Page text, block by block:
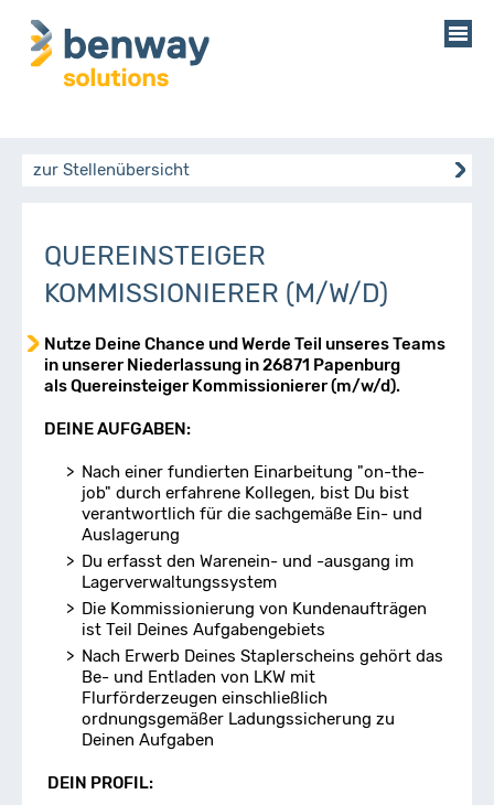
zur Stellenübersicht
QUEREINSTEIGER
KOMMISSIONIERER (M/W/D)
Nutze Deine Chance und Werde Teil unseres Teams
in unserer Niederlassung in 26871 Papenburg
als Quereinsteiger Kommissionierer (m/w/d).
DEINE AUFGABEN:
Nach einer fundierten Einarbeitung "on-the-
job" durch erfahrene Kollegen, bist Du bist
verantwortlich für die sachgemäße Ein- und
Auslagerung
Du erfasst den Warenein- und -ausgang im
Lagerverwaltungssystem
Die Kommissionierung von Kundenaufträgen
ist Teil Deines Aufgabengebiets
Nach Erwerb Deines Staplerscheins gehört das
Be- und Entladen von LKW mit
Flurförderzeugen einschließlich
ordnungsgemäßer Ladungssicherung zu
Deinen Aufgaben
DEIN PROFIL: